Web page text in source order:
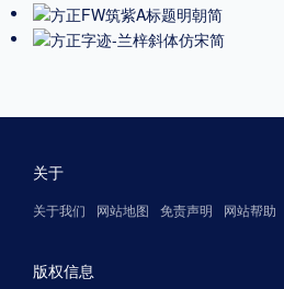
关于
关于我们 网站地图 免责声明 网站帮助
版权信息